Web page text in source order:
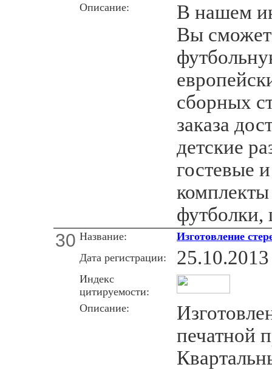
Описание:
В нашем
Вы
сборных
заказа
детские
гостевые
футболки,
30 Название:
Изготовление
Дата регистрации:
25.10.2013
Индекс
цитируемости:
Описание:
печатной